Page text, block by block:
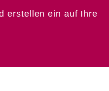
erstellen ein auf Ihre